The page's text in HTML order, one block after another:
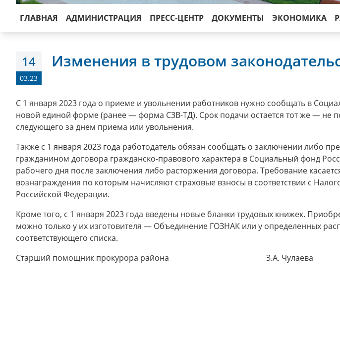
ГЛАВНАЯ АДМИНИСТРАЦИЯ ПРЕСС-ЦЕНТР ДОКУМЕНТЫ ЭКОНОМИКА
14
03.23
Изменения в трудовом
С 1 января 2023 года о приеме и увольнении работников нужно сообщать в
новой единой форме (ранее — форма СЗВ-ТД). Срок подачи остается тот же — не
следующего за днем приема или увольнения.
Также с 1 января 2023 года работодатель обязан сообщать о заключении либо
гражданином договора гражданско-правового характера в Социальный фонд
рабочего дня после заключения либо расторжения договора. Требование
вознаграждения по которым начисляют страховые взносы в соответствии с
Российской Федерации.
Кроме того, с 1 января 2023 года введены новые бланки трудовых книжек.
можно только у их изготовителя — Объединение ГОЗНАК или у определенных
соответствующего списка.
Старший помощник прокурора района З.А. Чулаева